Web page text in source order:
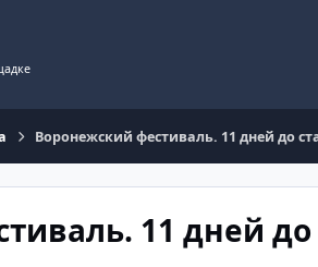
Воронежский фестиваль. 11 дней до
11 дней до